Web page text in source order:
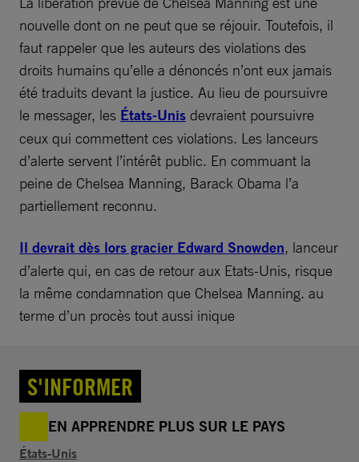
nouvelle dont on ne peut que se réjouir. Toutefois, il
faut rappeler que les auteurs des violations des
droits humains qu’elle a dénoncés n’ont eux jamais
été traduits devant la justice. Au lieu de poursuivre
le messager, les États-Unis devraient poursuivre
ceux qui commettent ces violations. Les lanceurs
d’alerte servent l’intérêt public. En commuant la
peine de Chelsea Manning, Barack Obama l’a
partiellement reconnu.
Il devrait dès lors gracier Edward Snowden, lanceur
d’alerte qui, en cas de retour aux Etats-Unis, risque
la même condamnation que Chelsea Manning. au
terme d’un procès tout aussi inique
S'INFORMER
EN APPRENDRE PLUS SUR LE PAYS
États-Unis